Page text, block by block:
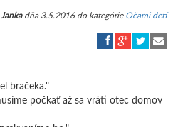
Jankadňa 3.5.2016 do kategórie Očami detí
bračeka."
počkať až sa vráti otec domov